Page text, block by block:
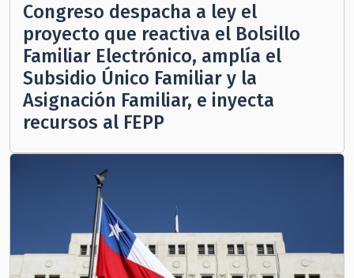
Congreso despacha a ley el
proyecto que reactiva el Bolsillo
Familiar Electrónico, amplía el
Subsidio Único Familiar y la
Asignación Familiar, e inyecta
recursos al FEPP